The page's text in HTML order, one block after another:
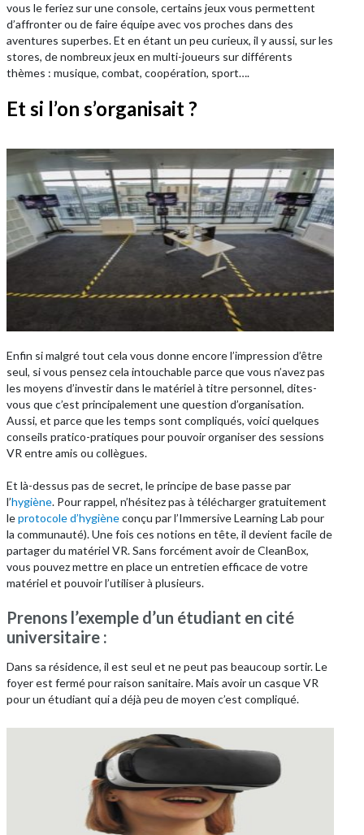
vous le feriez sur une console, certains jeux vous permettent
d’affronter ou de faire équipe avec vos proches dans des
aventures superbes. Et en étant un peu curieux, il y aussi, sur les
stores, de nombreux jeux en multi-joueurs sur différents
thèmes : musique, combat, coopération, sport….
Et si l’on s’organisait ?
Enfin si malgré tout cela vous donne encore l’impression d’être
seul, si vous pensez cela intouchable parce que vous n’avez pas
les moyens d’investir dans le matériel à titre personnel, dites-
vous que c’est principalement une question d’organisation.
Aussi, et parce que les temps sont compliqués, voici quelques
conseils pratico-pratiques pour pouvoir organiser des sessions
VR entre amis ou collègues.
Et là-dessus pas de secret, le principe de base passe par
l’hygiène. Pour rappel, n’hésitez pas à télécharger gratuitement
leprotocole d’hygièneconçu par l’Immersive Learning Lab pour
la communauté). Une fois ces notions en tête, il devient facile de
partager du matériel VR. Sans forcément avoir de CleanBox,
vous pouvez mettre en place un entretien efficace de votre
matériel et pouvoir l’utiliser à plusieurs.
Prenons l’exemple d’un étudiant en cité
universitaire :
Dans sa résidence, il est seul et ne peut pas beaucoup sortir. Le
foyer est fermé pour raison sanitaire. Mais avoir un casque VR
pour un étudiant qui a déjà peu de moyen c’est compliqué.